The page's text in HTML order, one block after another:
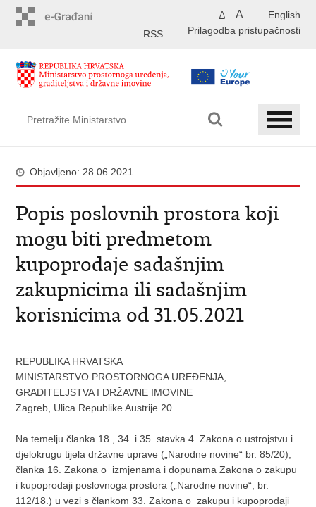
English
A A
Prilagodba pristupačnosti
RSS
Objavljeno: 28.06.2021.
Popis poslovnih prostora koji
mogu biti predmetom
kupoprodaje sadašnjim
zakupnicima ili sadašnjim
korisnicima od 31.05.2021
REPUBLIKA HRVATSKA
MINISTARSTVO PROSTORNOGA UREĐENJA,
GRADITELJSTVA I DRŽAVNE IMOVINE
Zagreb, Ulica Republike Austrije 20
Na temelju članka 18., 34. i 35. stavka 4. Zakona o ustrojstvu i
djelokrugu tijela državne uprave („Narodne novine“ br. 85/20),
članka 16. Zakona o izmjenama i dopunama Zakona o zakupu
i kupoprodaji poslovnoga prostora („Narodne novine“, br.
112/18.) u vezi s člankom 33. Zakona o zakupu i kupoprodaji